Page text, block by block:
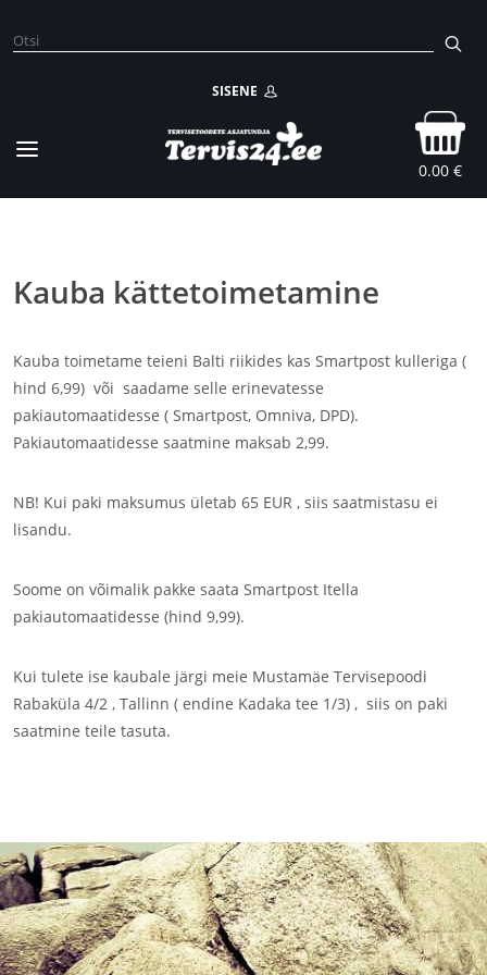
SISENE
0.00 €
Kauba kättetoimetamine
Kauba toimetame teieni Balti riikides kas Smartpost kulleriga (
hind 6,99) või saadame selle erinevatesse
pakiautomaatidesse ( Smartpost, Omniva, DPD).
Pakiautomaatidesse saatmine maksab 2,99.
NB! Kui paki maksumus ületab 65 EUR , siis saatmistasu ei
lisandu.
Soome on võimalik pakke saata Smartpost Itella
pakiautomaatidesse (hind 9,99).
Kui tulete ise kaubale järgi meie Mustamäe Tervisepoodi
Rabaküla 4/2 , Tallinn ( endine Kadaka tee 1/3) , siis on paki
saatmine teile tasuta.